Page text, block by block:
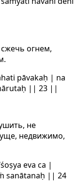
огнем,
pāvakaḥ | na
|| 23 ||
не
недвижимо,
eva ca |
sanātanaḥ || 24